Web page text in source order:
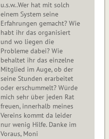
u.s.w..Wer hat mit solch
einem System seine
Erfahrungen gemacht? Wie
habt ihr das organisiert
und wo liegen die
Probleme dabei? Wie
behaltet ihr das einzelne
Mitglied im Auge, ob der
seine Stunden erarbeitet
oder erschummelt? Würde
mich sehr über jeden Rat
freuen, innerhalb meines
Vereins kommt da leider
nur wenig Hilfe. Danke im
Voraus, Moni